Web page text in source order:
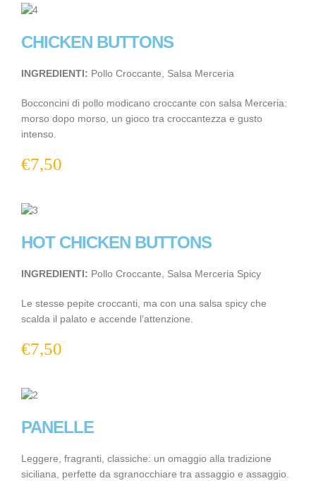
CHICKEN BUTTONS
INGREDIENTI: Pollo Croccante, Salsa Merceria
Bocconcini di pollo modicano croccante con salsa Merceria:
morso dopo morso, un gioco tra croccantezza e gusto
intenso.
€7,50
HOT CHICKEN BUTTONS
INGREDIENTI: Pollo Croccante, Salsa Merceria Spicy
Le stesse pepite croccanti, ma con una salsa spicy che
scalda il palato e accende l’attenzione.
€7,50
PANELLE
Leggere, fragranti, classiche: un omaggio alla tradizione
siciliana, perfette da sgranocchiare tra assaggio e assaggio.